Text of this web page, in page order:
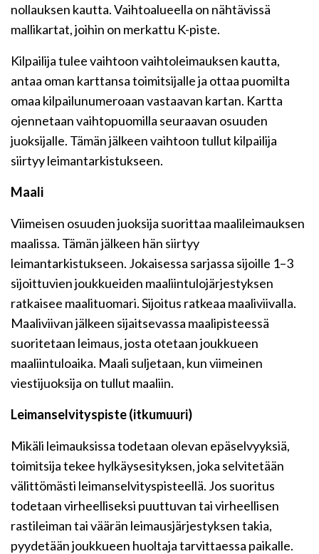
nollauksen kautta. Vaihtoalueella on nähtävissä
mallikartat, joihin on merkattu K-piste.
Kilpailija tulee vaihtoon vaihtoleimauksen kautta,
antaa oman karttansa toimitsijalle ja ottaa puomilta
omaa kilpailunumeroaan vastaavan kartan. Kartta
ojennetaan vaihtopuomilla seuraavan osuuden
juoksijalle. Tämän jälkeen vaihtoon tullut kilpailija
siirtyy leimantarkistukseen.
Maali
Viimeisen osuuden juoksija suorittaa maalileimauksen
maalissa. Tämän jälkeen hän siirtyy
leimantarkistukseen. Jokaisessa sarjassa sijoille 1–3
sijoittuvien joukkueiden maaliintulojärjestyksen
ratkaisee maalituomari. Sijoitus ratkeaa maaliviivalla.
Maaliviivan jälkeen sijaitsevassa maalipisteessä
suoritetaan leimaus, josta otetaan joukkueen
maaliintuloaika. Maali suljetaan, kun viimeinen
viestijuoksija on tullut maaliin.
Leimanselvityspiste (itkumuuri)
Mikäli leimauksissa todetaan olevan epäselvyyksiä,
toimitsija tekee hylkäysesityksen, joka selvitetään
välittömästi leimanselvityspisteellä. Jos suoritus
todetaan virheelliseksi puuttuvan tai virheellisen
rastileiman tai väärän leimausjärjestyksen takia,
pyydetään joukkueen huoltaja tarvittaessa paikalle.